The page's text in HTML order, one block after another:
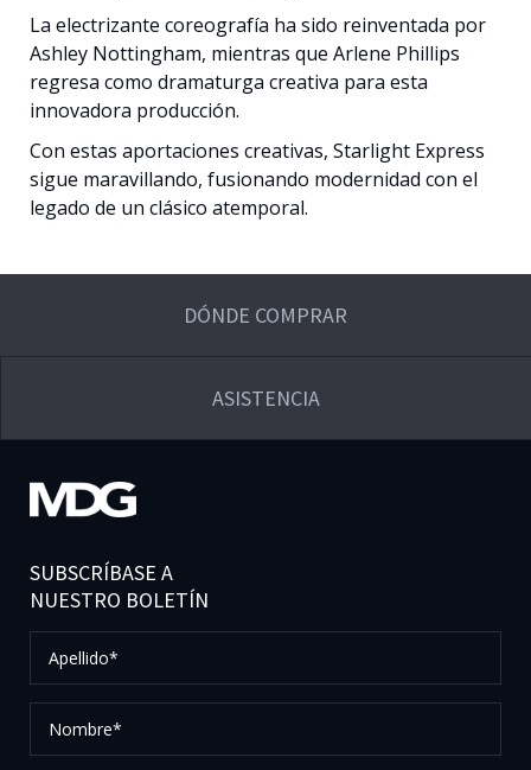
La electrizante coreografía ha sido reinventada por
Ashley Nottingham, mientras que Arlene Phillips
regresa como dramaturga creativa para esta
innovadora producción.
Con estas aportaciones creativas, Starlight Express
sigue maravillando, fusionando modernidad con el
legado de un clásico atemporal.
DÓNDE COMPRAR
ASISTENCIA
SUBSCRÍBASE A
NUESTRO BOLETÍN